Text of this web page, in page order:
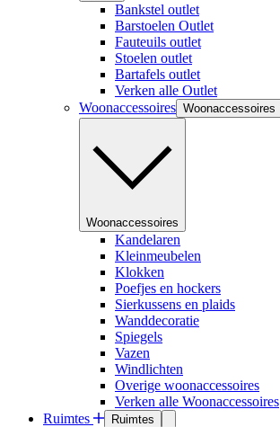
Bankstel outlet
Barstoelen Outlet
Fauteuils outlet
Stoelen outlet
Bartafels outlet
Verken alle Outlet
Woonaccessoires Woonaccessoires
Woonaccessoires
Kandelaren
Kleinmeubelen
Klokken
Poefjes en hockers
Sierkussens en plaids
Wanddecoratie
Spiegels
Vazen
Windlichten
Overige woonaccessoires
Verken alle Woonaccessoires
Ruimtes
Ruimtes